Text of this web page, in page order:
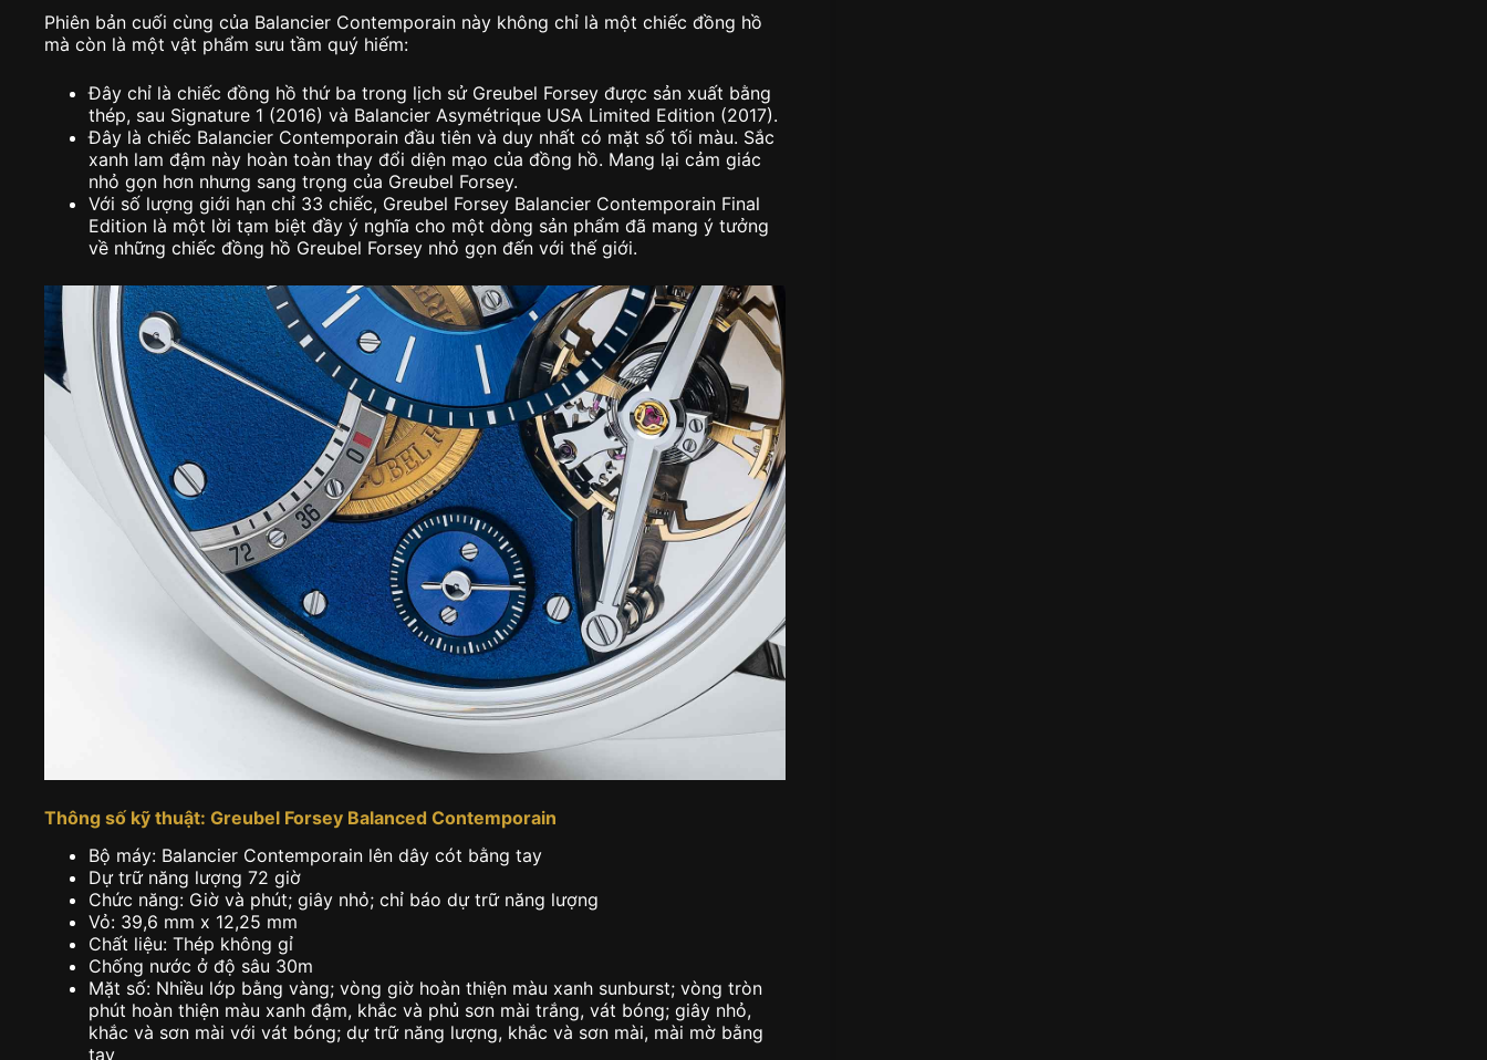
Phiên bản cuối cùng của Balancier Contemporain này không chỉ là một chiếc đồng hồ
mà còn là một vật phẩm sưu tầm quý hiếm:
Đây chỉ là chiếc đồng hồ thứ ba trong lịch sử Greubel Forsey được sản xuất bằng
thép, sau Signature 1 (2016) và Balancier Asymétrique USA Limited Edition (2017).
Đây là chiếc Balancier Contemporain đầu tiên và duy nhất có mặt số tối màu. Sắc
xanh lam đậm này hoàn toàn thay đổi diện mạo của đồng hồ. Mang lại cảm giác
nhỏ gọn hơn nhưng sang trọng của Greubel Forsey.
Với số lượng giới hạn chỉ 33 chiếc, Greubel Forsey Balancier Contemporain Final
Edition là một lời tạm biệt đầy ý nghĩa cho một dòng sản phẩm đã mang ý tưởng
về những chiếc đồng hồ Greubel Forsey nhỏ gọn đến với thế giới.
Thông số kỹ thuật: Greubel Forsey Balanced Contemporain
Bộ máy: Balancier Contemporain lên dây cót bằng tay
Dự trữ năng lượng 72 giờ
Chức năng: Giờ và phút; giây nhỏ; chỉ báo dự trữ năng lượng
Vỏ: 39,6 mm x 12,25 mm
Chất liệu: Thép không gỉ
Chống nước ở độ sâu 30m
Mặt số: Nhiều lớp bằng vàng; vòng giờ hoàn thiện màu xanh sunburst; vòng tròn
phút hoàn thiện màu xanh đậm, khắc và phủ sơn mài trắng, vát bóng; giây nhỏ,
khắc và sơn mài với vát bóng; dự trữ năng lượng, khắc và sơn mài, mài mờ bằng
tay